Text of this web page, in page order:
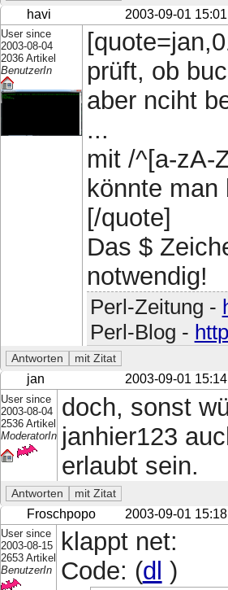
havi 2003-09-01 15:01
User since
2003-08-04
2036 Artikel
BenutzerIn
prüft, ob
aber nciht
...
mit /^[a-zA-
könnte
[/quote]
Das $
notwendig!
Perl-Zeitung -
Perl-Blog -
jan 2003-09-01 15:14
User since
2003-08-04
2536 Artikel
ModeratorIn
doch, sonst
janhier123
erlaubt sein.
Froschpopo 2003-09-01 15:18
User since
2003-08-15
2653 Artikel
BenutzerIn
klappt net:
Code: (dl )